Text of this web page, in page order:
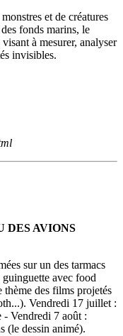
et de créatures
fonds marins, le
à mesurer, analyser
invisibles.
AVIONS
sur un des tarmacs
avec food
thème des films projetés
Vendredi 17 juillet :
Vendredi 7 août :
(le dessin animé).